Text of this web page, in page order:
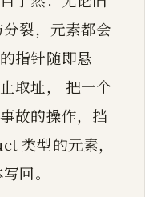
裂，元素都会
指针随即悬
取址， 把一个
故的操作，挡
类型的元素，
回。